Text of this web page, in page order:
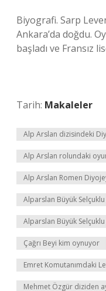
Biyografi. Sarp
Ankara’da doğdu.
başladı ve Fransız
Tarih: Makaleler
Alp Arslan dizisindeki
Alp Arslan rolundaki
Alp Arslan Romen
Alparslan Büyük
Alparslan Büyük
Çağrı Beyi kim oynuyor
Emret Komutanımdaki
Mehmet Özgür diziden